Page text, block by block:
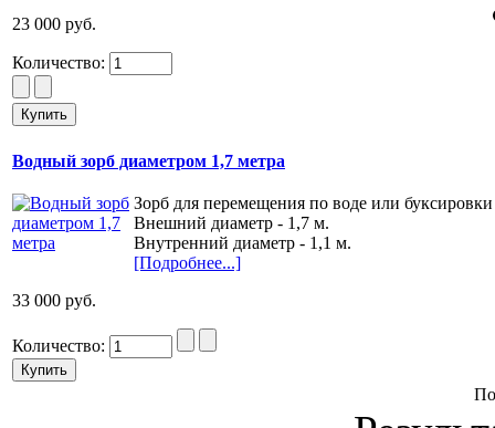
23 000 руб.
Количество:
Водный зорб диаметром 1,7 метра
Зорб для перемещения по воде или
Внешний диаметр - 1,7 м.
Внутренний диаметр - 1,1 м.
[Подробнее...]
33 000 руб.
Количество: